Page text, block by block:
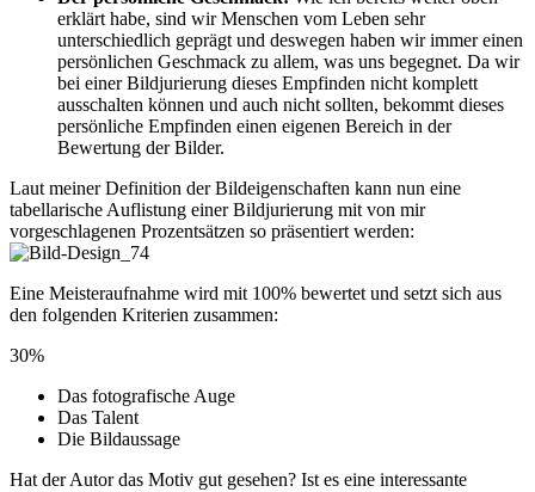
erklärt habe, sind wir Menschen vom Leben sehr
unterschiedlich geprägt und deswegen haben wir immer einen
persönlichen Geschmack zu allem, was uns begegnet. Da wir
bei einer Bildjurierung dieses Empfinden nicht komplett
ausschalten können und auch nicht sollten, bekommt dieses
persönliche Empfinden einen eigenen Bereich in der
Bewertung der Bilder.
Laut meiner Definition der Bildeigenschaften kann nun eine
tabellarische Auflistung einer Bildjurierung mit von mir
vorgeschlagenen Prozentsätzen so präsentiert werden:
Eine Meisteraufnahme wird mit 100% bewertet und setzt sich aus
den folgenden Kriterien zusammen:
30%
Das fotografische Auge
Das Talent
Die Bildaussage
Hat der Autor das Motiv gut gesehen? Ist es eine interessante